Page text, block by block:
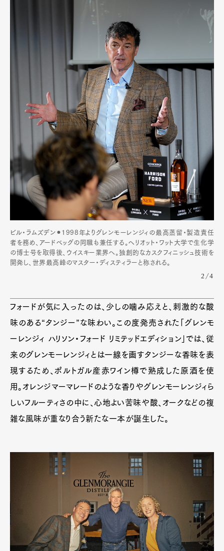
ビル・ラムズデン⚫︎1998年よりグレンモーレンジィの最高蒸留・製造責任
者を務め、アードベッグの同職も兼任する。ヘリオット・ワット大学で生化学
の博士号を取得後、ウイスキー業界へ。独創的なカスクフィニッシュ技術を
開発し、世界最高峰のマスター・ディスティラーと称される。
2/4
フォードが気に入ったのは、少しの噛み応えと、刺激的な酸
味のある“タンジー”な味わい。この度発売された「グレンモ
ーレンジィ ハリソン・フォード リミテッドエディション」では、従
来のグレンモーレンジィとは一線を画すタンジーな香味を表
現するため、ポルトガル産赤ワイン樽で熟成した原酒を使
用。オレンジマーマレードのような香りやグレンモーレンジィら
しいフルーティさの中に、心地よい苦味や酸、オークなどの複
雑な風味が重なり合う新たな一本が誕生した。